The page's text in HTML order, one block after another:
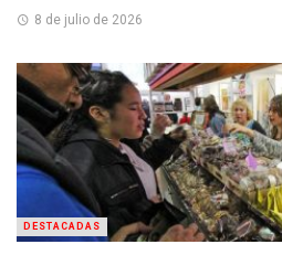
8 de julio de 2026
DESTACADAS